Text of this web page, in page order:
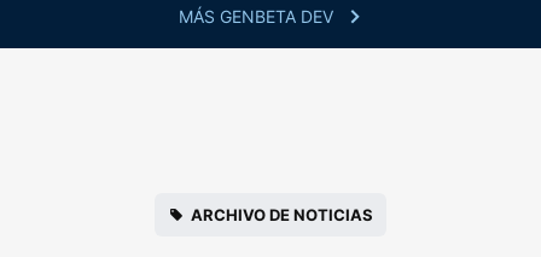
MÁS GENBETA DEV
ARCHIVO DE NOTICIAS